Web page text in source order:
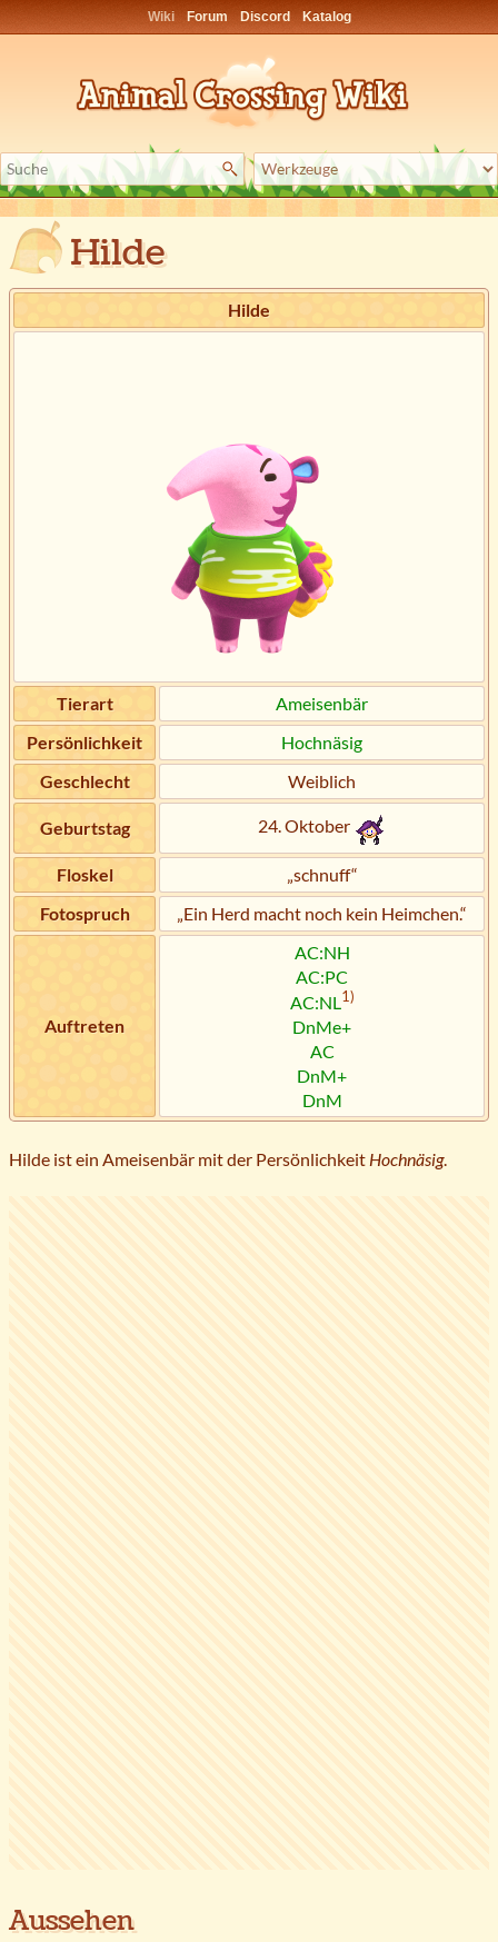
Wiki Forum Discord Katalog
Hilde
Hilde
Tierart
Ameisenbär
Persönlichkeit
Hochnäsig
Geschlecht
Weiblich
Geburtstag 24. Oktober
Floskel
„schnuff“
Fotospruch
„Ein Herd macht noch kein Heimchen.“
Auftreten
AC:NH
AC:PC
AC:NL 1)
DnMe+
AC
DnM+
DnM
Hilde ist ein Ameisenbär mit der Persönlichkeit Hochnäsig.
Aussehen